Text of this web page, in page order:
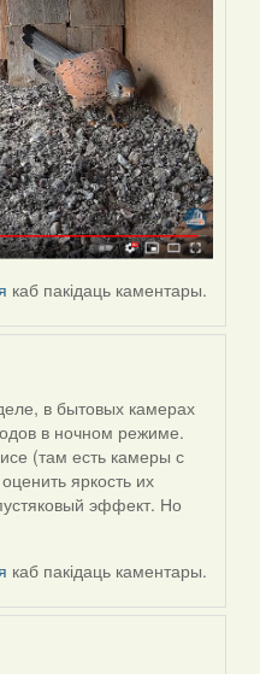
каб пакідаць каментары.
в бытовых камерах
в ночном режиме.
(там есть камеры с
яркость их
эффект. Но
каб пакідаць каментары.